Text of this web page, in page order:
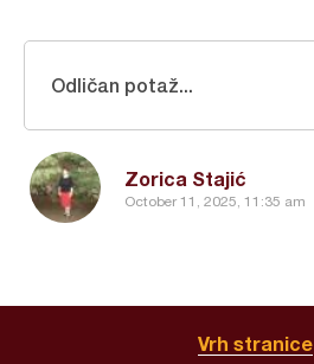
Zorica Stajić
October 11, 2025, 11:35 am
Odličan potaž...
Vrh stranice